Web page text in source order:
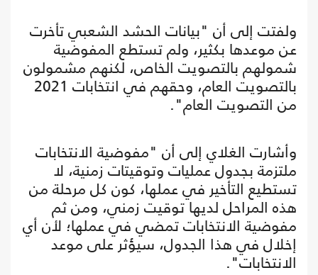
ولفتت إلى أن "بيانات الحشد الشعبي تأخرت
عن موعدها بكثير، ولم تستطع المفوضية
شمولهم بالتصويت الخاص، لكنهم مشمولون
بالتصويت العام، وحقهم في انتخابات 2021
من التصويت العام".
وأشارت الغلاي إلى أن "مفوضية الانتخابات
ملتزمة بجدول عمليات وتوقيتات زمنية، لا
تستطيع التأخير في عملها، كون كل مرحلة من
هذه المراحل لديها توقيت زمني، ومن ثم
مفوضية الانتخابات تمضي في عملها؛ لأن أي
إخلال في هذا الجدول، سيؤثر على موعد
الانتخابات".